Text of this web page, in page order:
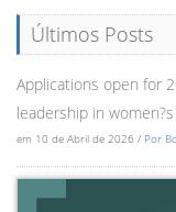
Últimos Posts
Applications open for
leadership in
em 10 de Abril de 2026 / Por